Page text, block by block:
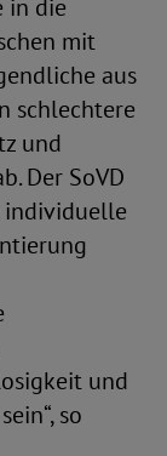
in die
mit
aus
schlechtere
und
Der SoVD
individuelle
und
so